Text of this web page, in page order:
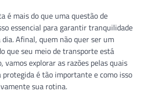
é mais do que uma questão de
essencial para garantir tranquilidade
Afinal, quem não quer ser um
que seu meio de transporte está
vamos explorar as razões pelas quais
é tão importante e como isso
sua rotina.